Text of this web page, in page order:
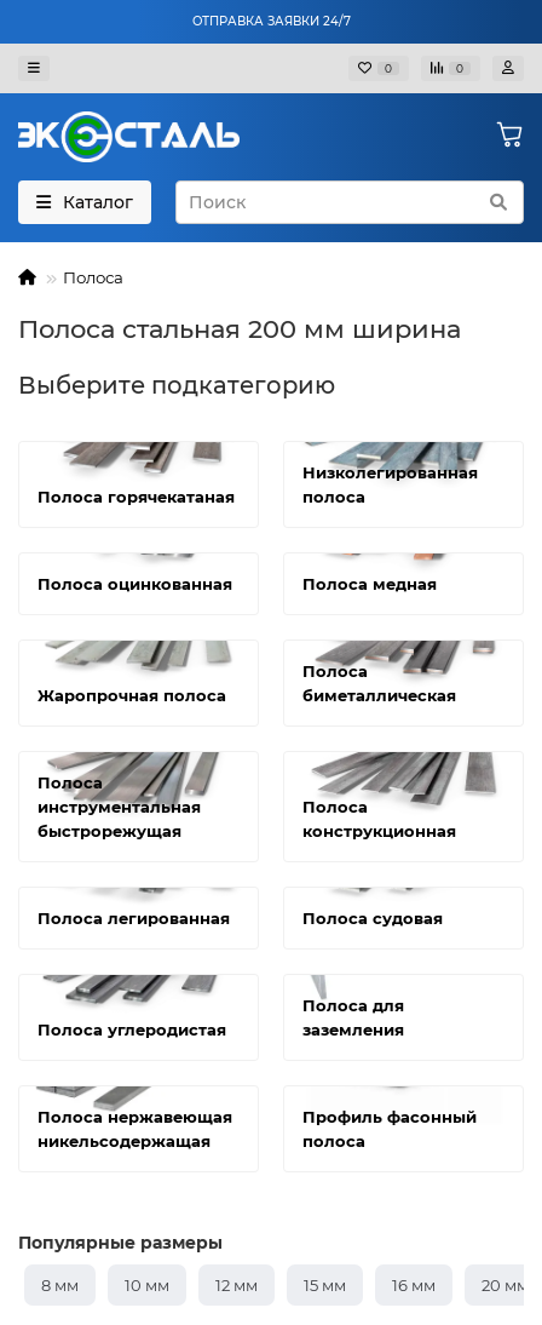
ОТПРАВКА ЗАЯВКИ 24/7
0 0
Каталог
Полоса
Полоса стальная 200 мм ширина
Выберите подкатегорию
Полоса горячекатаная
Низколегированная
полоса
Полоса оцинкованная Полоса медная
Жаропрочная полоса
Полоса
биметаллическая
Полоса
инструментальная
быстрорежущая
Полоса
конструкционная
Полоса легированная Полоса судовая
Полоса углеродистая
Полоса для
заземления
Полоса нержавеющая
никельсодержащая
Профиль фасонный
полоса
Популярные размеры
8 мм 10 мм 12 мм 15 мм 16 мм 20 мм